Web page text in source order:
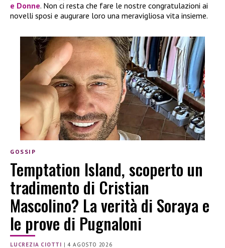
e Donne. Non ci resta che fare le nostre congratulazioni ai
novelli sposi e augurare loro una meravigliosa vita insieme.
GOSSIP
Temptation Island, scoperto un
tradimento di Cristian
Mascolino? La verità di Soraya e
le prove di Pugnaloni
LUCREZIA CIOTTI |4 AGOSTO 2026